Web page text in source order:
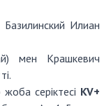
Илиан
мен Крашкевич
серіктесі KV+